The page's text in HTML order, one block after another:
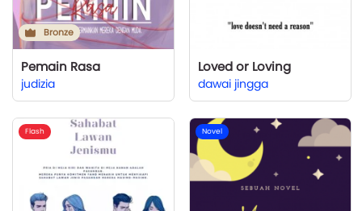
Bronze
Pemain Rasa
judizia
Loved or Loving
dawai jingga
Flash Novel